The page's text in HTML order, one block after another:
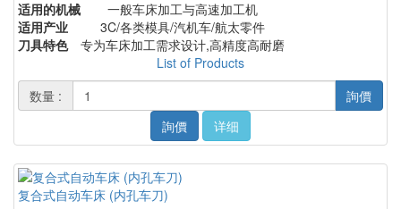
适用的机械
一般车床加工与高速加工机
适用产业
3C/各类模具/汽机车/航太零件
刀具特色
专为车床加工需求设计,高精度高耐磨
List of Products
数量 :
詢價
詢價
详细
复合式自动车床 (内孔车刀)